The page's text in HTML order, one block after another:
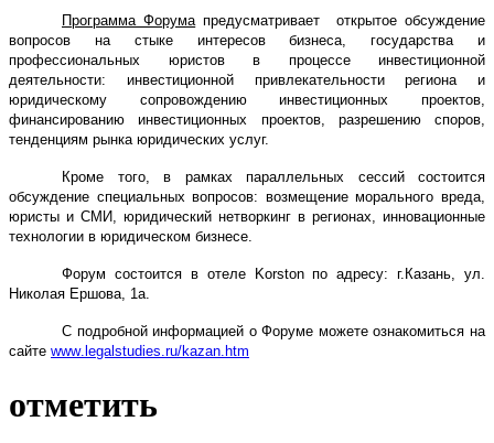
Программа Форумапредусматривает
открытое обсуждение
вопросов на стыке интересов бизнеса, государства и
профессиональных юристов в процессе инвестиционной
деятельности: инвестиционной привлекательностирегиона и
юридическому сопровождению инвестиционных проектов,
финансированию инвестиционных проектов, разрешению споров,
тенденциям рынка юридических услуг.
Кроме того, в рамках параллельных сессийсостоится
обсуждение специальных вопросов: возмещение морального вреда,
юристы и СМИ, юридический нетворкинг в регионах, инновационные
технологии в юридическом бизнесе.
Форум состоится в отеле Korston по адресу:
г.Казань, ул.
Николая Ершова, 1а.
С подробной информацией о Форуме можете ознакомиться на
сайте www. legalstudies.ru/kazan. htm
отметить